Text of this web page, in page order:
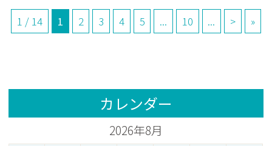
1 / 14 1 2 3 4 5 ... 10 ... > »
カレンダー
2026年8月